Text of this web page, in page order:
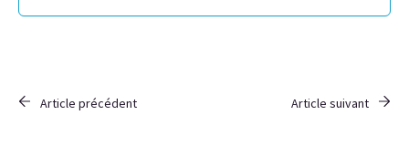
Article précédent Article suivant